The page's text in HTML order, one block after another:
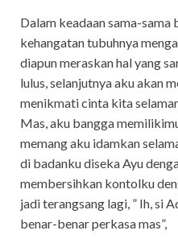
Dalam keadaan sama-sama
kehangatan tubuhnya
diapun meraskan hal yang
lulus, selanjutnya aku akan
menikmati cinta kita
Mas, aku bangga
memang aku idamkan
di badanku diseka Ayu
membersihkan kontolku
jadi terangsang lagi, ” Ih, si
benar-benar perkasa mas”,